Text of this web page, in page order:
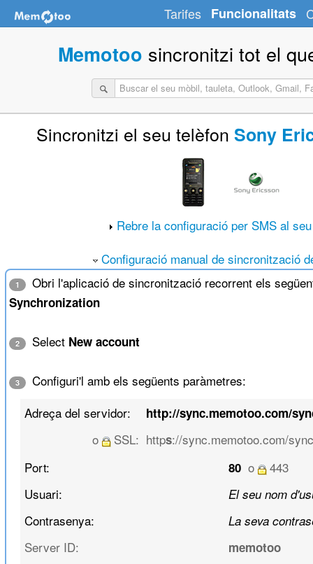
Tarifes Funcionalitats
Memotoo sincronitzi tot el
Sincronitzi el seu telèfon Sony
Rebre la configuració per SMS al
Configuració manual de sincronització
1 Obri l'aplicació de sincronització recorrent els
Synchronization
2 Select New account
3
Configuri'l amb els següents paràmetres:
Adreça del servidor:
http://sync.memotoo.com/
o SSL: https://sync.memotoo.com/
Port:
80 o
443
Usuari:
El seu nom
Contrasenya: La seva
Server ID: memotoo